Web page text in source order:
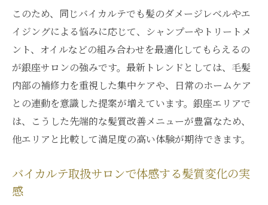
このため、同じバイカルテでも髪のダメージレベルやエ
イジングによる悩みに応じて、シャンプーやトリートメ
ント、オイルなどの組み合わせを最適化してもらえるの
が銀座サロンの強みです。最新トレンドとしては、毛髪
内部の補修力を重視した集中ケアや、日常のホームケア
との連動を意識した提案が増えています。銀座エリアで
は、こうした先端的な髪質改善メニューが豊富なため、
他エリアと比較して満足度の高い体験が期待できます。
バイカルテ取扱サロンで体感する髪質変化の実
感